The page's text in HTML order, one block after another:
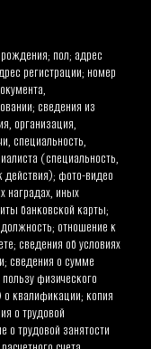
пол; адрес
регистрации; номер
сведения из
организация,
специальность,
(специальность,
фото-видео
наградах, иных
банковской карты;
отношение к
сведения об условиях
сведения о сумме
физического
квалификации; копия
о трудовой
трудовой занятости